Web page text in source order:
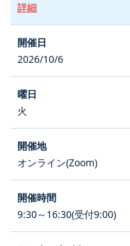
詳細
2026/10/6
火
オンライン(Zoom)
9:30～16:30(受付9:00)